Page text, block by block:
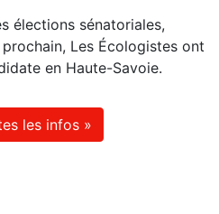
élections sénatoriales,
Les Écologistes ont
en Haute-Savoie.
les infos »